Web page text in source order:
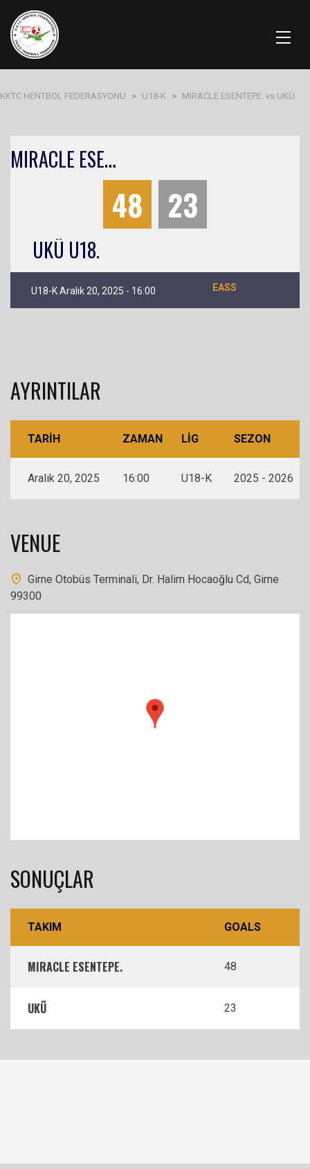
KKTC HENTBOL FEDERASYONU > U18-K > MIRACLE ESENTEPE. vs UKÜ
M
IRACLE ESENTEPE.
48 23
UKÜ U18.
U18-K Aralık 20, 2025 - 16:00 EASS
AYRINTILAR
TARIH ZAMAN LIG SEZON
Aralık 20, 2025 16:00 U18-K 2025 - 2026
VENUE
Girne Otobüs Terminali, Dr. Halim Hocaoğlu Cd, Girne
99300
SONUÇLAR
TAKIM GOALS
MIRACLE ESENTEPE. 48
UKÜ 23